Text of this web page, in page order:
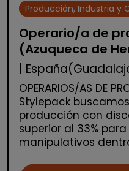
Producción, Industria y
Operario/a de
(Azuqueca de
|
OPERARIOS/AS DE
Stylepack
producción con
superior al 33%
manipulativos